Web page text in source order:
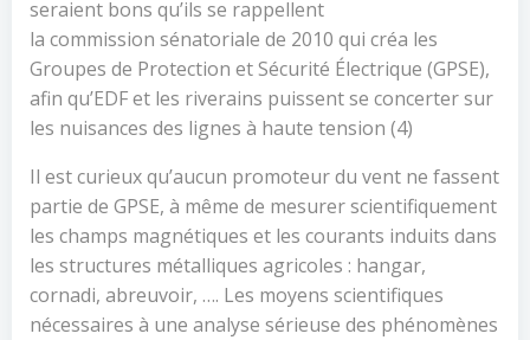
seraient bons qu’ils se rappellent
la commission sénatoriale de 2010 qui créa les
Groupes de Protection et Sécurité Électrique (GPSE),
afin qu’EDF et les riverains puissent se concerter sur
les nuisances des lignes à haute tension (4)
Il est curieux qu’aucun promoteur du vent ne fassent
partie de GPSE, à même de mesurer scientifiquement
les champs magnétiques et les courants induits dans
les structures métalliques agricoles : hangar,
cornadi, abreuvoir, …. Les moyens scientifiques
nécessaires à une analyse sérieuse des phénomènes